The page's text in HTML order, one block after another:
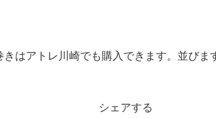
はアトレ川崎でも購入できます。並びま
シェアする